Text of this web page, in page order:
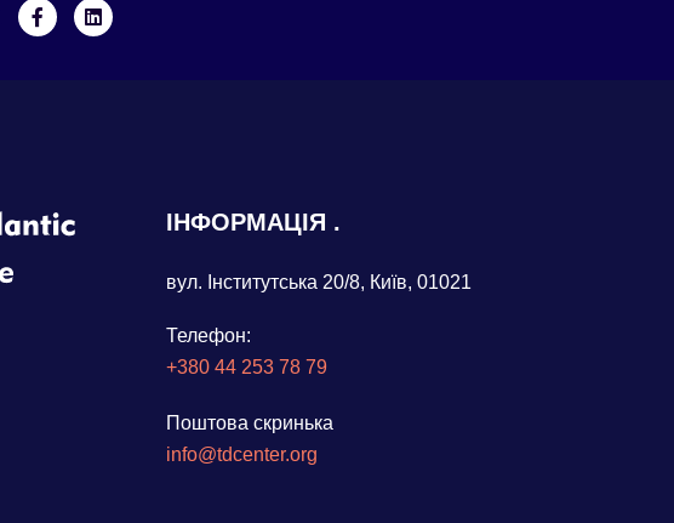
ІНФОРМАЦІЯ
вул. Інститутська 20/8, Київ, 01021
Телефон:
+380 44 253 78 79
Поштова скринька
info@tdcenter.org